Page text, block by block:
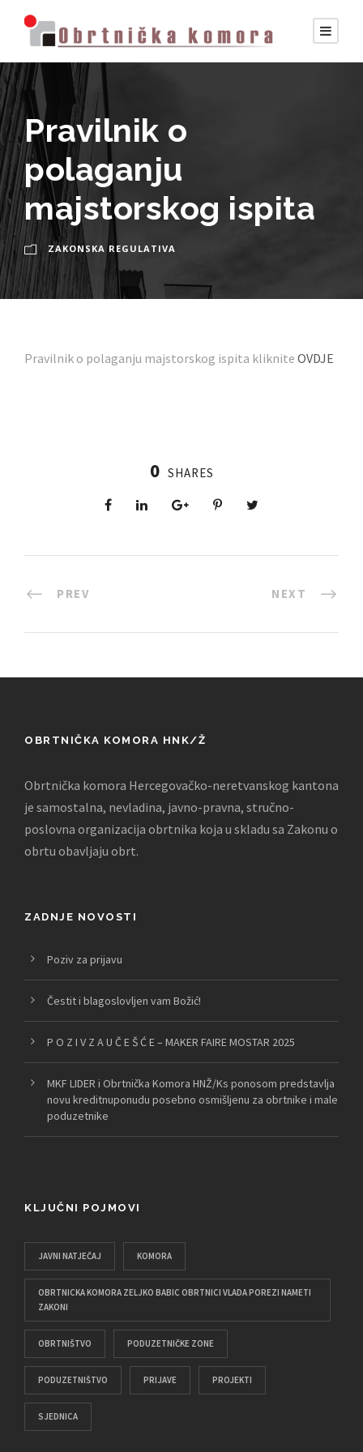
Pravilnik o
polaganju
majstorskog ispita
ZAKONSKA REGULATIVA
Pravilnik o polaganju majstorskog ispita kliknite OVDJE
0 SHARES
PREV NEXT
OBRTNIČKA KOMORA HNK/Ž
Obrtnička komora Hercegovačko-neretvanskog kantona
je samostalna, nevladina, javno-pravna, stručno-
poslovna organizacija obrtnika koja u skladu sa Zakonu o
obrtu obavljaju obrt.
ZADNJE NOVOSTI
Poziv za prijavu
Čestit i blagoslovljen vam Božić!
P O Z I V Z A U Č E Š Ć E – MAKER FAIRE MOSTAR 2025
MKF LIDER i Obrtnička Komora HNŽ/Ks ponosom predstavlja
novu kreditnuponudu posebno osmišljenu za obrtnike i male
poduzetnike
KLJUČNI POJMOVI
JAVNI NATJEČAJ KOMORA
OBRTNICKA KOMORA ZELJKO BABIC OBRTNICI VLADA POREZI NAMETI
ZAKONI
OBRTNIŠTVO PODUZETNIČKE ZONE
PODUZETNIŠTVO PRIJAVE PROJEKTI
SJEDNICA